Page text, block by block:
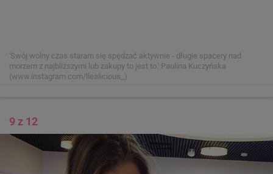
'Swój wolny czas staram się spędzać aktywnie - długie spacery nad
morzem z najbliższymi lub zakupy to jest to.' Paulina Kuczyńska
(www.instagram.com/llealicious_)
9 z 12